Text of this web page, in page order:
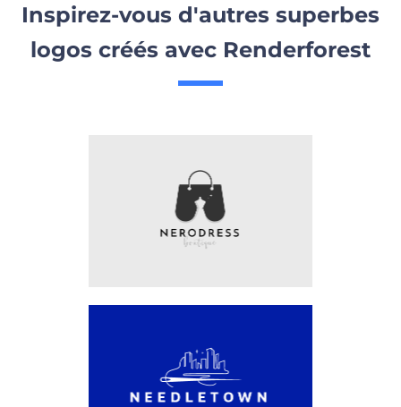
Inspirez-vous d'autres superbes
logos créés avec Renderforest